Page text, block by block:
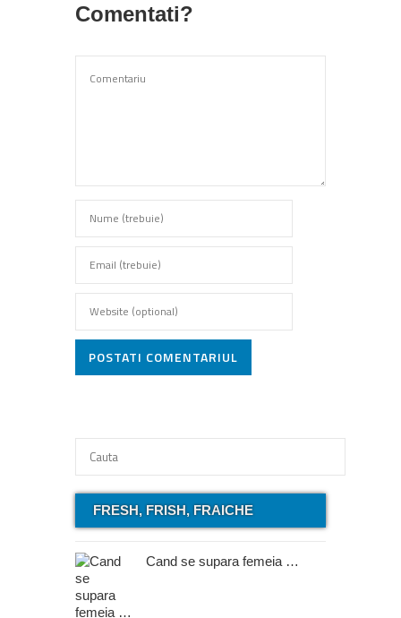
Comentati?
POSTATI COMENTARIUL
FRESH, FRISH, FRAICHE
Cand se supara femeia …